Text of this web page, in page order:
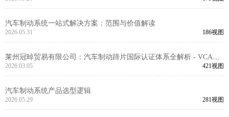
汽车制动系统一站式解决方案：范围与价值解读
2026.05.31 186视图
莱州冠晫贸易有限公司：汽车制动蹄片国际认证体系全解析 - VCA
COP审核与EMARK认证技术要求
2026.03.05 421视图
汽车制动系统产品选型逻辑
2026.05.29 281视图